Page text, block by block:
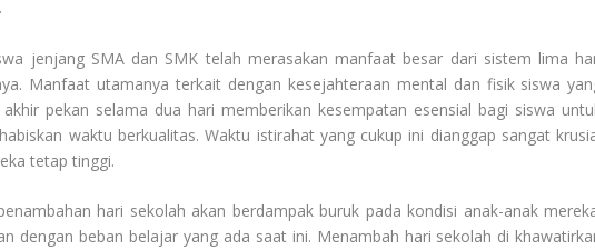
jenjang SMA dan SMK telah merasakan manfaat besar dari sistem lima
Manfaat utamanya terkait dengan kesejahteraan mental dan fisik siswa
pekan selama dua hari memberikan kesempatan esensial bagi siswa
waktu berkualitas. Waktu istirahat yang cukup ini dianggap sangat
tetap tinggi.
hari sekolah akan berdampak buruk pada kondisi anak-anak
dengan beban belajar yang ada saat ini. Menambah hari sekolah di